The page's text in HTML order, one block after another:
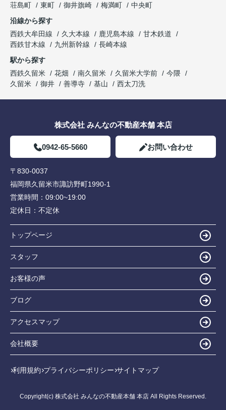
荘島町
東町 御井旗崎 梅満町
中央町
沿線から探す
西鉄大牟田線
久大本線 鹿児島本線
甘木鉄道
西鉄甘木線
九州新幹線
長崎本線
駅から探す
西鉄久留米
花畑 南久留米 久留米大学前
今隈
久留米
御井 善導寺 基山 西太刀洗
株式会社 みんなの不動産本舗 本店
0942-65-5660 お問い合わせ
〒830-0037
福岡県久留米市諏訪野町1990-1
営業時間： 09:00~19:00
定休日： 不定休
トップページ
スタッフ
お客様の声
ブログ
アクセスマップ
会社概要
利用規約 プライバシーポリシー サイトマップ
Copyright(c) 株式会社 みんなの不動産本舗 本店 All Rights Reserved.